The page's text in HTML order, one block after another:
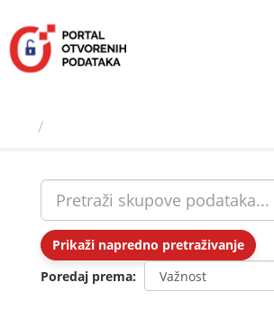
sadržaj
Prikaži napredno pretraživanje
Poredaj prema